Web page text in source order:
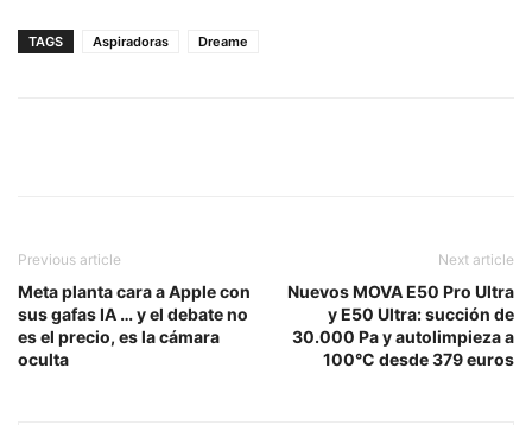
TAGS Aspiradoras Dreame
Previous article
Meta planta cara a Apple con
sus gafas IA … y el debate no
es el precio, es la cámara
oculta
Next article
Nuevos MOVA E50 Pro Ultra
y E50 Ultra: succión de
30.000 Pa y autolimpieza a
100°C desde 379 euros